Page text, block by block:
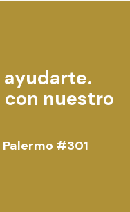
ayudarte.
nuestro
Palermo #301